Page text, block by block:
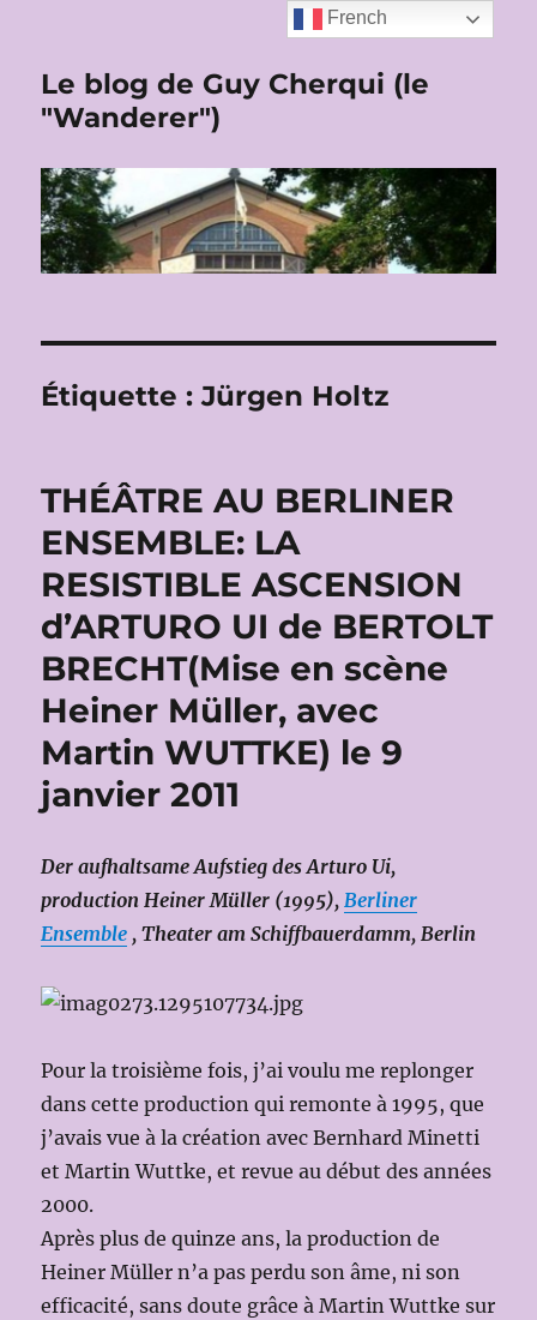
Le blog de Guy Cherqui (le
"Wanderer")
Étiquette :Jürgen Holtz
THÉÂTRE AU BERLINER
ENSEMBLE: LA
RESISTIBLE ASCENSION
d’ARTURO UI de BERTOLT
BRECHT(Mise en scène
Heiner Müller, avec
Martin WUTTKE) le 9
janvier 2011
Der aufhaltsame Aufstieg des Arturo Ui,
production Heiner Müller (1995),Berliner
Ensemble , Theater am Schiffbauerdamm, Berlin
Pour la troisième fois, j’ai voulu me replonger
dans cette production qui remonte à 1995, que
j’avais vue à la création avec Bernhard Minetti
et Martin Wuttke, et revue au début des années
2000.
Après plus de quinze ans, la production de
Heiner Müller n’a pas perdu son âme, ni son
efficacité, sans doute grâce à Martin Wuttke sur
French